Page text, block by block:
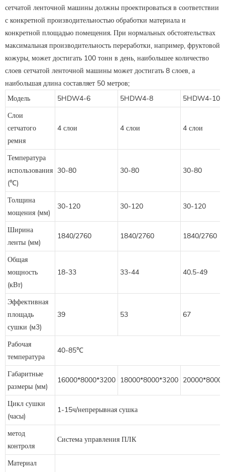
сетчатой ​​ленточной машины должны проектироваться в соответствии
с конкретной производительностью обработки материала и
конкретной площадью помещения. При нормальных обстоятельствах
максимальная производительность переработки, например, фруктовой
кожуры, может достигать 100 тонн в день, наибольшее количество
слоев сетчатой ​​ленточной машины может достигать 8 слоев, а
наибольшая длина составляет 50 метров;
Модель
5HDW4-6 5HDW4-8
5HDW4-10
Слои
сетчатого
ремня
4 слои 4 слои 4 слои
Температура
использования
(℃)
30-80 30-80 30-80
Толщина
мощения (мм)
30-120 30-120 30-120
Ширина
ленты (мм)
1840/2760 1840/2760 1840/2760
Общая
мощность
(кВт)
18-33 33-44 40.5-49
Эффективная
площадь
сушки (м3)
39 53 67
Рабочая
температура
40-85℃
Габаритные
размеры (мм)
16000*8000*3200 18000*8000*3200
Цикл сушки
(часы)
1-15ч/непрерывная сушка
метод
контроля
Система управления ПЛК
Материал